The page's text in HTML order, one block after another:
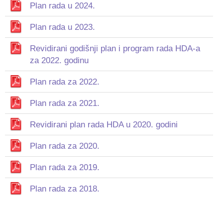
Plan rada u 2024.
Plan rada u 2023.
Revidirani godišnji plan i program rada HDA-a
za 2022. godinu
Plan rada za 2022.
Plan rada za 2021.
Revidirani plan rada HDA u 2020. godini
Plan rada za 2020.
Plan rada za 2019.
Plan rada za 2018.